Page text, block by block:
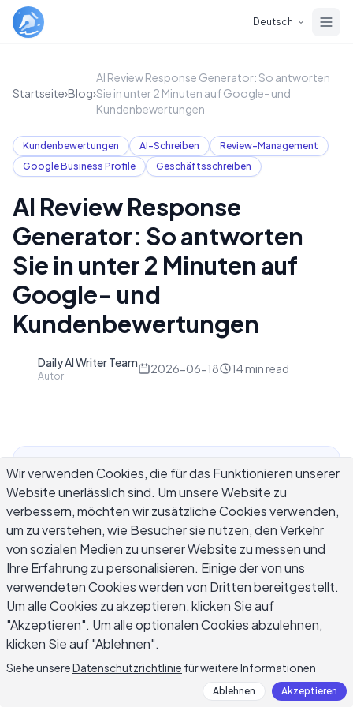
Deutsch
Startseite›Blog›
AI Review Response Generator: So antworten
Sie in unter 2 Minuten auf Google- und
Kundenbewertungen
Kundenbewertungen AI-Schreiben
Review-Management
Google Business Profile
Geschäftsschreiben
AI Review Response
Generator: So antworten
Sie in unter 2 Minuten auf
Google- und
Kundenbewertungen
Daily AI Writer Team
Autor
2026-06-18 14min read
Auf Kundenbewertungen zu antworten, kostet
echte Zeit, und die meisten Geschäftsbesitzer
geraten innerhalb von Wochen ins Hintertreffen,
nachdem sie ihr Google Business Profile eröffnet
haben. Ein AI Review Response Generator
reduziert jede Antwort von zwei bis fünf Minuten
auf unter dreißig Sekunden, indem er die
spezifische Bewertung liest, die Sie erhalten
haben, und einen maßgeschneiderten Entwurf
statt einer generischen Vorlage erstellt. Dieser
Leitfaden zeigt Ihnen, wie Sie einen effektiv
nutzen: Was Sie in Ihre Prompts einbeziehen
Wir verwenden Cookies, die für das Funktionieren unserer
Website unerlässlich sind. Um unsere Website zu
verbessern, möchten wir zusätzliche Cookies verwenden,
um zu verstehen, wie Besucher sie nutzen, den Verkehr
von sozialen Medien zu unserer Website zu messen und
Ihre Erfahrung zu personalisieren. Einige der von uns
verwendeten Cookies werden von Dritten bereitgestellt.
Um alle Cookies zu akzeptieren, klicken Sie auf
"Akzeptieren". Um alle optionalen Cookies abzulehnen,
klicken Sie auf "Ablehnen".
Siehe unsereDatenschutzrichtlinie für weitere Informationen
Ablehnen Akzeptieren